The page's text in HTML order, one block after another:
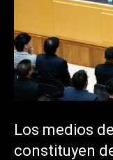
Los medios
constituyen